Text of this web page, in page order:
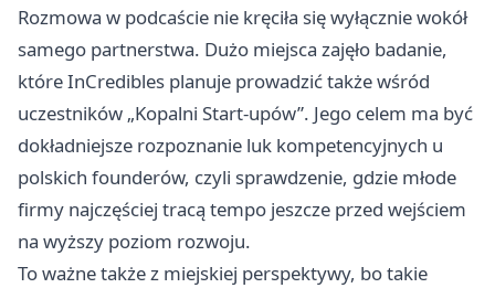
Rozmowa w podcaście nie kręciła się wyłącznie wokół
samego partnerstwa. Dużo miejsca zajęło badanie,
które InCredibles planuje prowadzić także wśród
uczestników „Kopalni Start-upów”. Jego celem ma być
dokładniejsze rozpoznanie luk kompetencyjnych u
polskich founderów, czyli sprawdzenie, gdzie młode
firmy najczęściej tracą tempo jeszcze przed wejściem
na wyższy poziom rozwoju.
To ważne także z miejskiej perspektywy, bo takie